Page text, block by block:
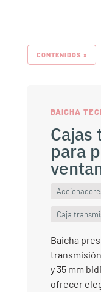
CONTENIDOS »
BAICHA
Cajas
para
Caja
Baicha
y 35 mm
ofrecer